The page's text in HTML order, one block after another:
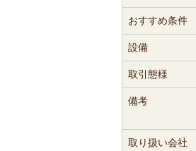
おすすめ条件
設備
取引態様
備考
取り扱い会社